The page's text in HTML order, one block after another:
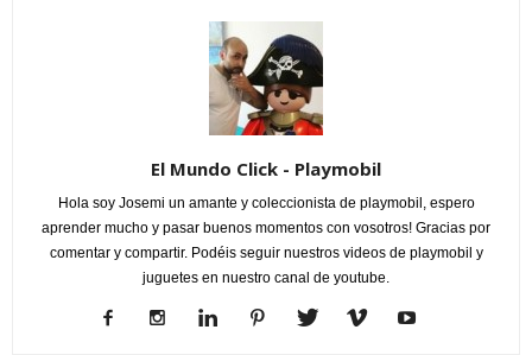
El Mundo Click - Playmobil
Hola soy Josemi un amante y coleccionista de playmobil, espero
aprender mucho y pasar buenos momentos con vosotros! Gracias por
comentar y compartir. Podéis seguir nuestros videos de playmobil y
juguetes en nuestro canal de youtube.